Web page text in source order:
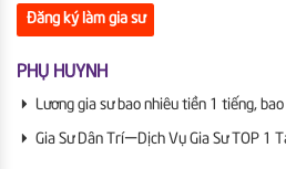
Đăng ký làm gia sư
PHỤ HUYNH
Lương gia sư bao nhiêu tiền 1 tiếng,
Gia Sư Dân Trí | Dịch Vụ Gia Sư TOP 1